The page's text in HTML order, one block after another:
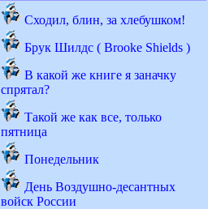
Сходил, блин, за хлебушком!
Брук Шилдс ( Brooke Shields )
В какой же книге я заначку
спрятал?
Такой же как все, только
пятница
Понедельник
День Воздушно-десантных
войск России